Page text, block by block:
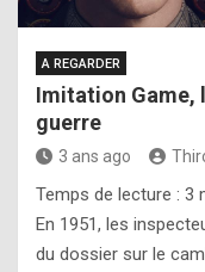
A REGARDER
Imitation Game,
guerre
3 ans ago
Temps de lecture : 3
En 1951, les
du dossier sur le